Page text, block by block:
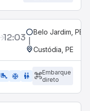
12:03 Belo Jardim, PE
Custódia, PE
airline_seat_legroom_extra ac_unit wc
Embarque
direto